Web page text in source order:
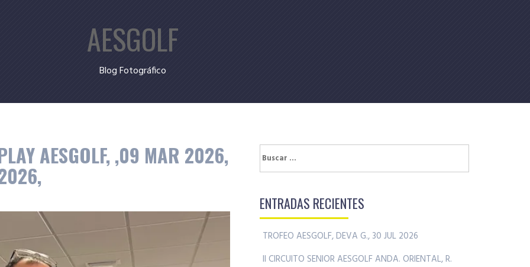
AESGOLF
Blog Fotográfico
AESGOLF, ,09 MAR 2026, Buscar:
ENTRADAS RECIENTES
TROFEO AESGOLF, DEVA G., 30 JUL 2026
II CIRCUITO SENIOR AESGOLF ANDA. ORIENTAL, R.